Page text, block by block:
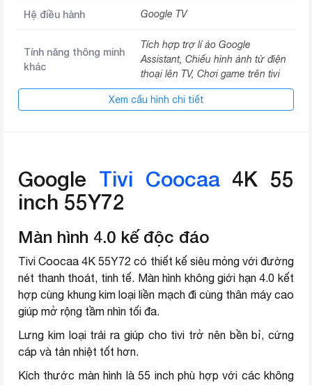
Hệ điều hành Google TV
Tính năng thông minh
khác
Tích hợp trợ lí ảo Google
Assistant, Chiếu hình ảnh từ điện
thoại lên TV, Chơi game trên tivi
ảnh
Độ sáng 465 nits
Vivid Color
Công nghệ âm thanh
Âm thanh Dolby
Tổng công suất loa 30 W
đặt bàn
122.5 x 77.6 x 20.43 cm
Khối lượng có chân 10.2 kg
Xem cấu hình chi tiết
Google Tivi Coocaa4K 55
inch 55Y72
Màn hình 4.0 kế độc đáo
Tivi Coocaa 4K 55Y72 có thiết kế siêu mỏng với đường
nét thanh thoát, tinh tế. Màn hình không giới hạn 4.0 kết
hợp cùng khung kim loại liền mạch đi cùng thân máy cao
giúp mở rộng tầm nhìn tối đa.
Lưng kim loại trải ra giúp cho tivi trở nên bền bỉ, cứng
cáp và tản nhiệt tốt hơn.
Kích thước màn hình là 55 inch phù hợp với các không